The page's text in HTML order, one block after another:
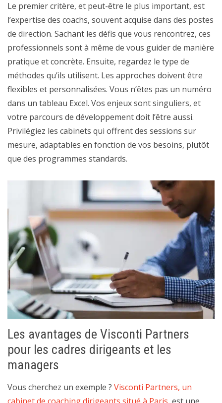
Le premier critère, et peut-être le plus important, est
l’expertise des coachs, souvent acquise dans des postes
de direction. Sachant les défis que vous rencontrez, ces
professionnels sont à même de vous guider de manière
pratique et concrète. Ensuite, regardez le type de
méthodes qu’ils utilisent. Les approches doivent être
flexibles et personnalisées. Vous n’êtes pas un numéro
dans un tableau Excel. Vos enjeux sont singuliers, et
votre parcours de développement doit l’être aussi.
Privilégiez les cabinets qui offrent des sessions sur
mesure, adaptables en fonction de vos besoins, plutôt
que des programmes standards.
Les avantages de Visconti Partners
pour les cadres dirigeants et les
managers
Vous cherchez un exemple ? Visconti Partners, un